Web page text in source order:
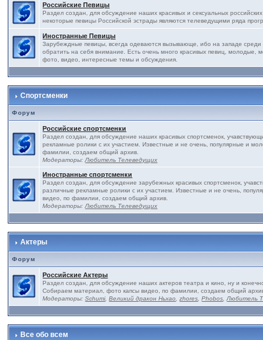
Российские Певицы
Раздел создан, для обсуждение наших красивых и сексуальных
некоторые певицы Российской эстрады являются телеведущими ряда
Иностранные Певицы
Зарубеждные певицы, всегда одеваются вызывающе, ибо на западе среди
обратить на себя внимание. Есть очень много красивых певиц,
фото, видео, интересные темы и обсуждения.
Спортсменки
Форум
Российские спортсменки
Раздел создан, для обсуждение наших красивых спортсменок,
рекламные ролики с их участием. Известные и не очень, популярные и
фамилии, создаем общий архив.
Модераторы:Любитель Телеведущих
Иностранные спортсменки
Раздел создан, для обсуждение зарубежных красивых спортсменок,
различные рекламные ролики с их участием. Известные и не очень,
видео, по фамилии, создаем общий архив.
Модераторы:Любитель Телеведущих
Актеры
Форум
Российские Актеры
Раздел создан, для обсуждение наших актеров театра и кино, ну и
Собираем материал, фото капсы видео, по фамилии, создаем общий
Модераторы:Schumi,Великий дракон Ньхао,zhores,Phobos,Любитель
Все обо всем